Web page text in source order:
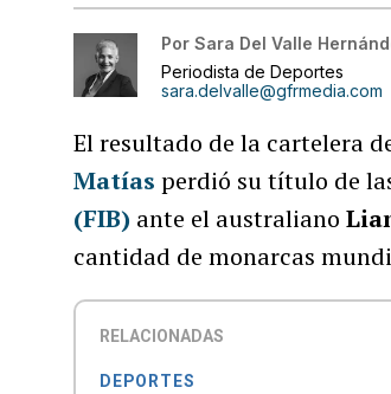
Por Sara Del Valle
Periodista de Deportes
sara.delvalle@gfrmedia.com
El resultado de la cartelera
Matías perdió su título de
(FIB) ante el australiano
cantidad de monarcas
RELACIONADAS
DEPORTES